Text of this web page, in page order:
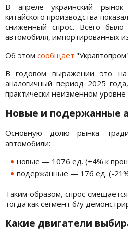
В апреле украинский рынок
китайского производства
сниженный спрос. Всего было
автомобиля, импортированных
Об этом сообщает
В годовом выражении это
аналогичный период 2025
практически неизменном уровне
Новые и подержанные
Основную долю рынка
автомобили:
новые — 1076 ед. (+4% к
подержанные — 176 ед. (-
Таким образом, спрос
тогда как сегмент б/у
Какие двигатели